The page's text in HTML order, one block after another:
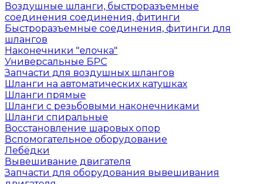
Воздушные шланги, быстроразъемные
соединения соединения, фитинги
Быстроразъемные соединения, фитинги для
шлангов
Наконечники "елочка"
Универсальные БРС
Запчасти для воздушных шлангов
Шланги на автоматических катушках
Шланги прямые
Шланги с резьбовыми наконечниками
Шланги спиральные
Восстановление шаровых опор
Вспомогательное оборудование
Лебёдки
Вывешивание двигателя
Запчасти для оборудования вывешивания